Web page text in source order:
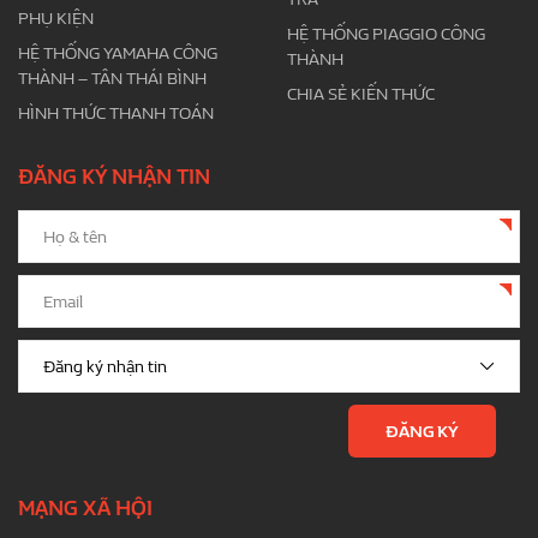
PHỤ KIỆN
HỆ THỐNG YAMAHA CÔNG
THÀNH – TÂN THÁI BÌNH
HÌNH THỨC THANH TOÁN
HỆ THỐNG PIAGGIO CÔNG
THÀNH
CHIA SẺ KIẾN THỨC
ĐĂNG KÝ NHẬN TIN
MẠNG XÃ HỘI